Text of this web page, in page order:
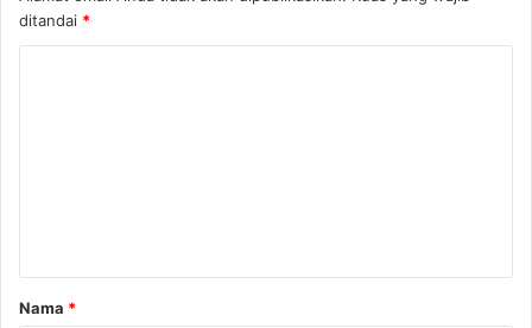
ditandai *
a
r
Nama *